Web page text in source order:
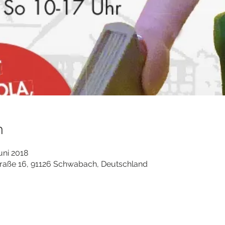
2018
16, 91126 Schwabach, Deutschland